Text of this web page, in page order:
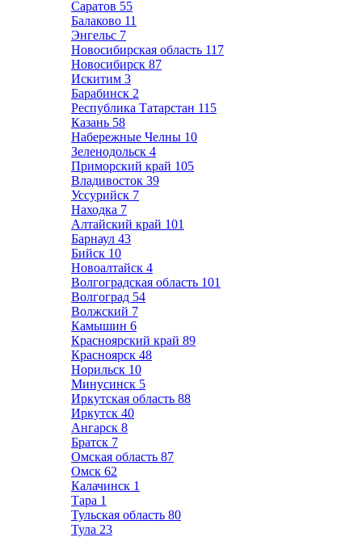
Саратов 55
Балаково 11
Энгельс 7
Новосибирская область 117
Новосибирск 87
Искитим 3
Барабинск 2
Республика Татарстан 115
Казань 58
Набережные Челны 10
Зеленодольск 4
Приморский край 105
Владивосток 39
Уссурийск 7
Находка 7
Алтайский край 101
Барнаул 43
Бийск 10
Новоалтайск 4
Волгоградская область 101
Волгоград 54
Волжский 7
Камышин 6
Красноярский край 89
Красноярск 48
Норильск 10
Минусинск 5
Иркутская область 88
Иркутск 40
Ангарск 8
Братск 7
Омская область 87
Омск 62
Калачинск 1
Тара 1
Тульская область 80
Тула 23